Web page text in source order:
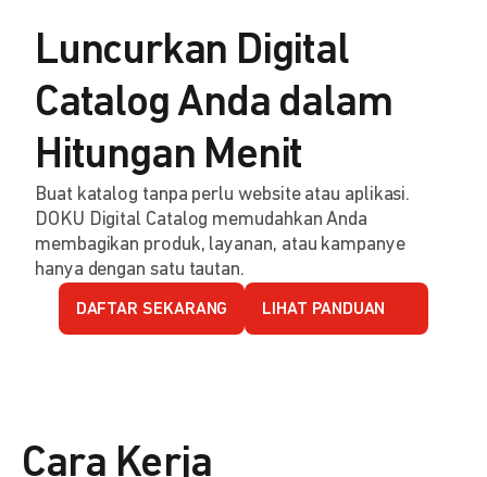
Luncurkan Digital
Catalog Anda dalam
Hitungan Menit
Buat katalog tanpa perlu website atau aplikasi.
DOKU Digital Catalog memudahkan Anda
membagikan produk, layanan, atau kampanye
hanya dengan satu tautan.
DAFTAR SEKARANG LIHAT PANDUAN
Cara Kerja